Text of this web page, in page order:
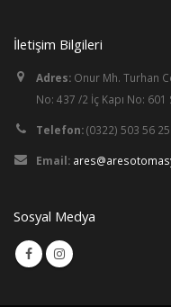
İletişim Bilgileri
Adres: Onur Mh. Turhan
No: 437 /2 İç Kapı No: 601
Telefon:(0322) 503 56 25
Email:
Sosyal Medya